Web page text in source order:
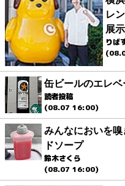
レ
展
りば
缶ビールのエレベ
読者投稿
(08.07 16:00)
みんなにおいを
ドソープ
鈴木さくら
(08.07 16:00)